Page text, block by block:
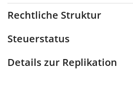
Rechtliche Struktur
Steuerstatus
Details zur Replikation